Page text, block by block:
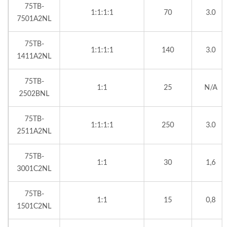
75TB-
7501A2NL
1:1:1:1 70 3.0
75TB-
1411A2NL
1:1:1:1 140 3.0
75TB-
2502BNL
1:1 25 N/A
75TB-
2511A2NL
1:1:1:1 250 3.0
75TB-
3001C2NL
1:1 30 1,6
75TB-
1501C2NL
1:1 15 0,8